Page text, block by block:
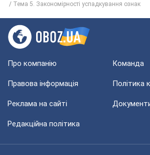
Тема 5. Закономірності успадкування ознак
Про компанію Команда
Правова інформація Політика
Реклама на сайті
Редакційна політика